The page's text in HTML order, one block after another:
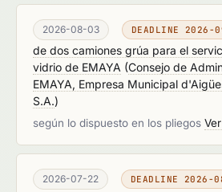
2026-08-03 DEADLINE 2026-
de dos camiones grúa para el
vidrio de EMAYA (Consejo de
EMAYA, Empresa Municipal
S.A.)
según lo dispuesto en los pliegos
2026-07-22 DEADLINE 2026-